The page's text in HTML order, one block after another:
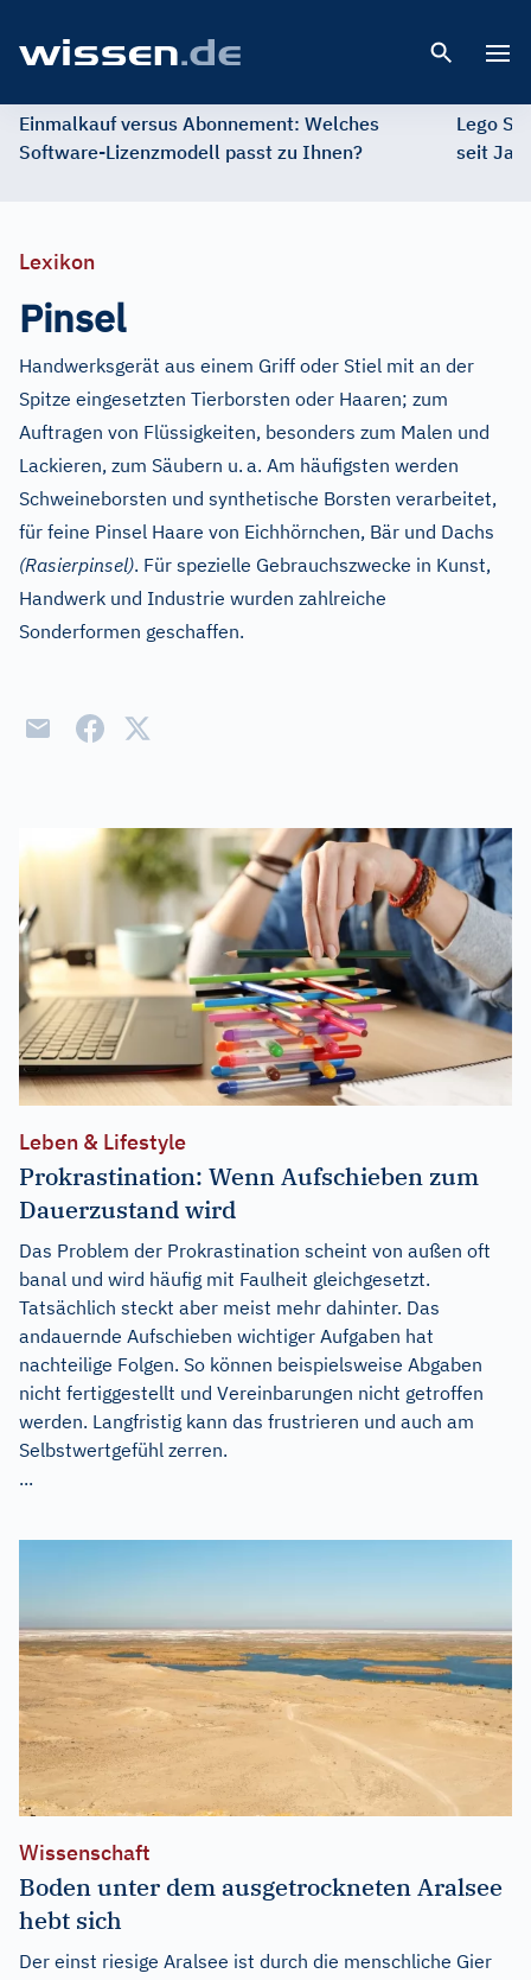
Einmalkauf versus Abonnement: Welches
Software-Lizenzmodell passt zu Ihnen?
Lego
seit
Lexikon
Pinsel
Handwerksgerät aus einem Griff oder Stiel mit an der
Spitze eingesetzten Tierborsten oder Haaren; zum
Auftragen von Flüssigkeiten, besonders zum Malen und
Lackieren, zum Säubern u. a. Am häufigsten werden
Schweineborsten und synthetische Borsten verarbeitet,
für feine Pinsel Haare von Eichhörnchen, Bär und Dachs
(Rasierpinsel). Für spezielle Gebrauchszwecke in Kunst,
Handwerk und Industrie wurden zahlreiche
Sonderformen geschaffen.
Leben & Lifestyle
Prokrastination: Wenn Aufschieben zum
Dauerzustand wird
Das Problem der Prokrastination scheint von außen oft
banal und wird häufig mit Faulheit gleichgesetzt.
Tatsächlich steckt aber meist mehr dahinter. Das
andauernde Aufschieben wichtiger Aufgaben hat
nachteilige Folgen. So können beispielsweise Abgaben
nicht fertiggestellt und Vereinbarungen nicht getroffen
werden. Langfristig kann das frustrieren und auch am
Selbstwertgefühl zerren.
...
Wissenschaft
Boden unter dem ausgetrockneten Aralsee
hebt sich
Der einst riesige Aralsee ist durch die menschliche Gier